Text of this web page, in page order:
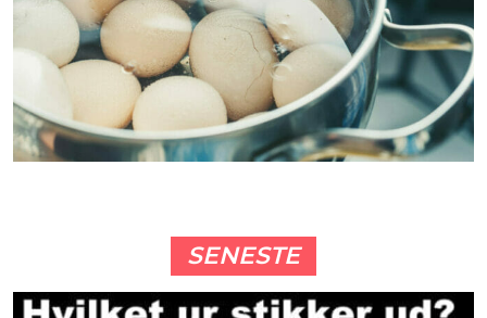
SENESTE